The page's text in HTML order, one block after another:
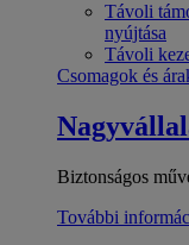
Távoli
nyújtása
Távoli
Csomagok és
Biztonságos
További